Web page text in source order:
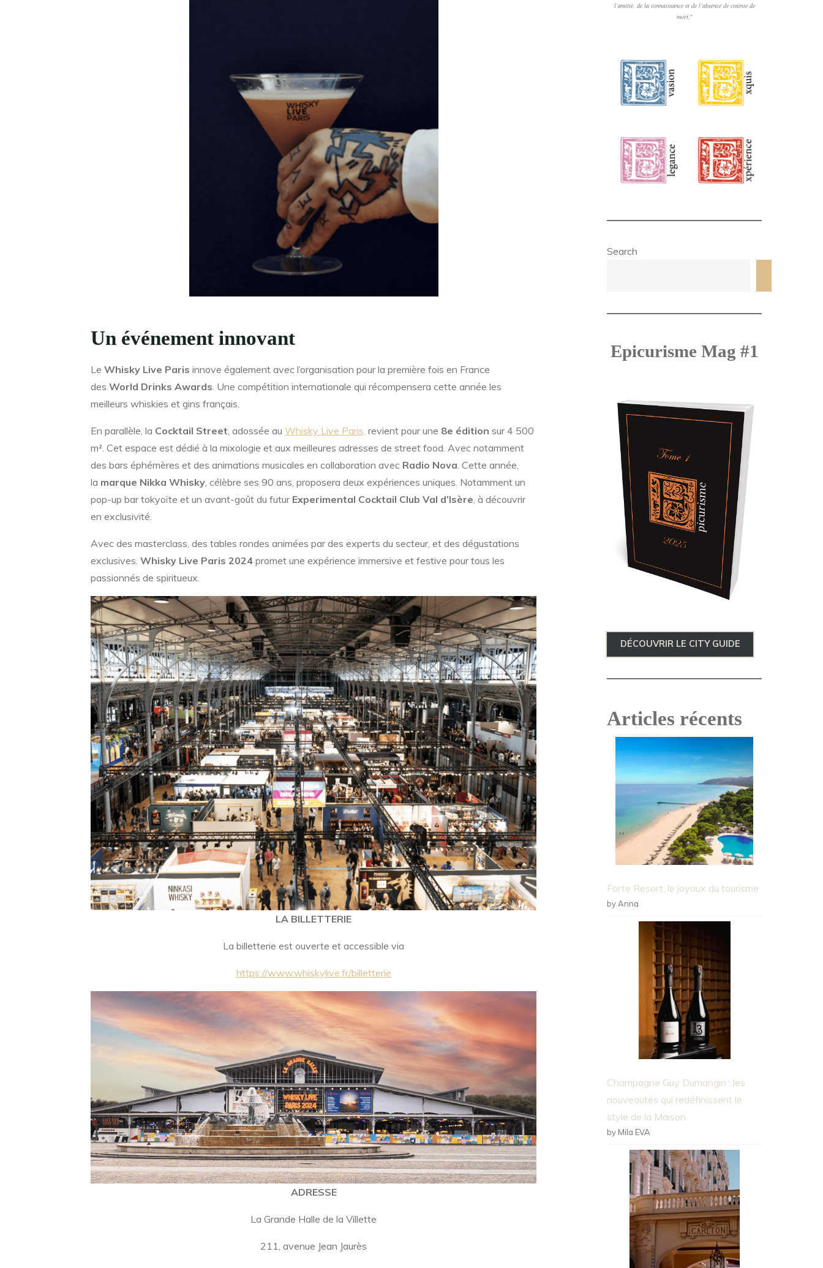
Un événement innovant
Le Whisky Live Paris innove également avec l’organisation pour la première fois en France
des World Drinks Awards . Une compétition internationale qui récompensera cette année les
meilleurs whiskies et gins français.
En parallèle, la Cocktail Street , adossée au Whisky Live Paris, revient pour une 8e édition sur 4 500
m². Cet espace est dédié à la mixologie et aux meilleures adresses de street food. Avec notamment
des bars éphémères et des animations musicales en collaboration avec Radio Nova . Cette année,
la marque Nikka Whisky , célèbre ses 90 ans, proposera deux expériences uniques. Notamment un
pop-up bar tokyoïte et un avant-goût du futur Experimental Cocktail Club Val d’Isère , à découvrir
en exclusivité.
Avec des masterclass, des tables rondes animées par des experts du secteur, et des dégustations
exclusives. Whisky Live Paris 2024 promet une expérience immersive et festive pour tous les
passionnés de spiritueux.
LA BILLETTERIE
La billetterie est ouverte et accessible via
https://www.whiskylive.fr/billetterie
ADRESSE
La Grande Halle de la Villette
211, avenue Jean Jaurès
l’amitié, de la connaissance et de l’absence de crainte de
mort. "
Search
Epicurisme Mag #1
DÉCOUVRIR LE CITY GUIDE
Articles récents
Forte Resort, le joyaux du tourisme
by Anna
Champagne Guy Dumangin : les
nouveautés qui redéfinissent le
style de la Maison
by Mila EVA